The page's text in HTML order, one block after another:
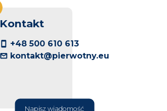
Kontakt
+48 500 610 613
kontakt@pierwotny.eu
Napisz wiadomość